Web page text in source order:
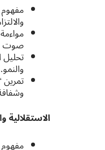
مفهوم
صوت
تحليل
والنمو.
تمرين
الاستقلالية